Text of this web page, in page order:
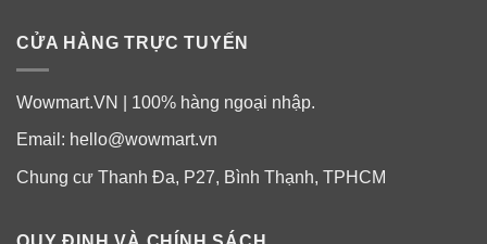
CỬA HÀNG TRỰC TUYẾN
Wowmart.VN | 100% hàng ngoại nhập.
Email: hello@wowmart.vn
Chung cư Thanh Đa, P27, Bình Thạnh, TPHCM